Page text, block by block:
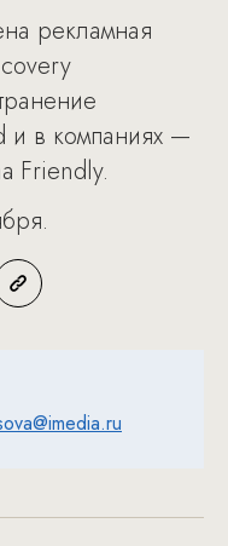
рекламная
и в компаниях —
Friendly.